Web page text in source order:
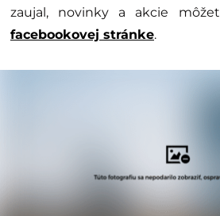
zaujal, novinky a akcie
facebookovej stránke.